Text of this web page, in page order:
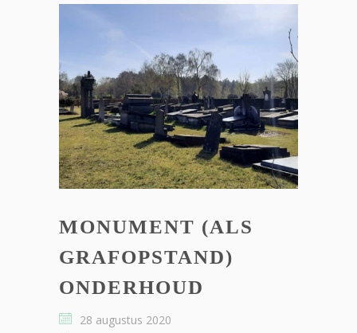
MONUMENT (ALS
GRAFOPSTAND)
ONDERHOUD
28 augustus 2020